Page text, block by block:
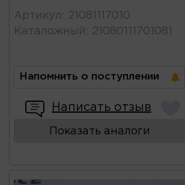
Артикул : 21081117010
Каталожный : 21080111701081
Напомнить о поступлении
Написать отзыв
Показать аналоги